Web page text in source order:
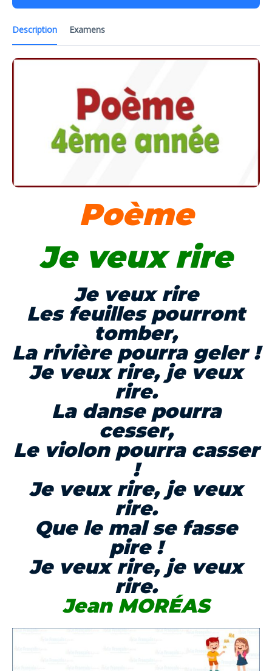
Description Examens
Poème
Je veux rire
Je veux rire
Les feuilles pourront
tomber,
La rivière pourra geler !
Je veux rire, je veux
rire.
La danse pourra
cesser,
Le violon pourra casser
!
Je veux rire, je veux
rire.
Que le mal se fasse
pire !
Je veux rire, je veux
rire.
Jean MORÉAS